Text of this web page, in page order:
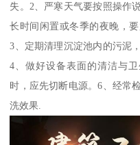
失。2、严寒天气要按照操作
长时间闲置或冬季的夜晚，
3、定期清理沉淀池内的污泥
4、做好设备表面的清洁与
时，应先切断电源。6、经常
洗效果.